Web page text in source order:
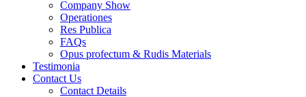
Company Show
Operationes
Res Publica
FAQs
Opus profectum & Rudis Materials
Testimonia
Contact Us
Contact Details